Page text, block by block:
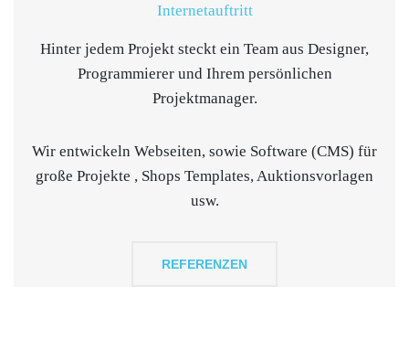
Internetauftritt
Hinter jedem Projekt steckt ein Team aus Designer,
Programmierer und Ihrem persönlichen
Projektmanager.
Wir entwickeln Webseiten, sowie Software (CMS) für
große Projekte , Shops Templates, Auktionsvorlagen
usw.
REFERENZEN